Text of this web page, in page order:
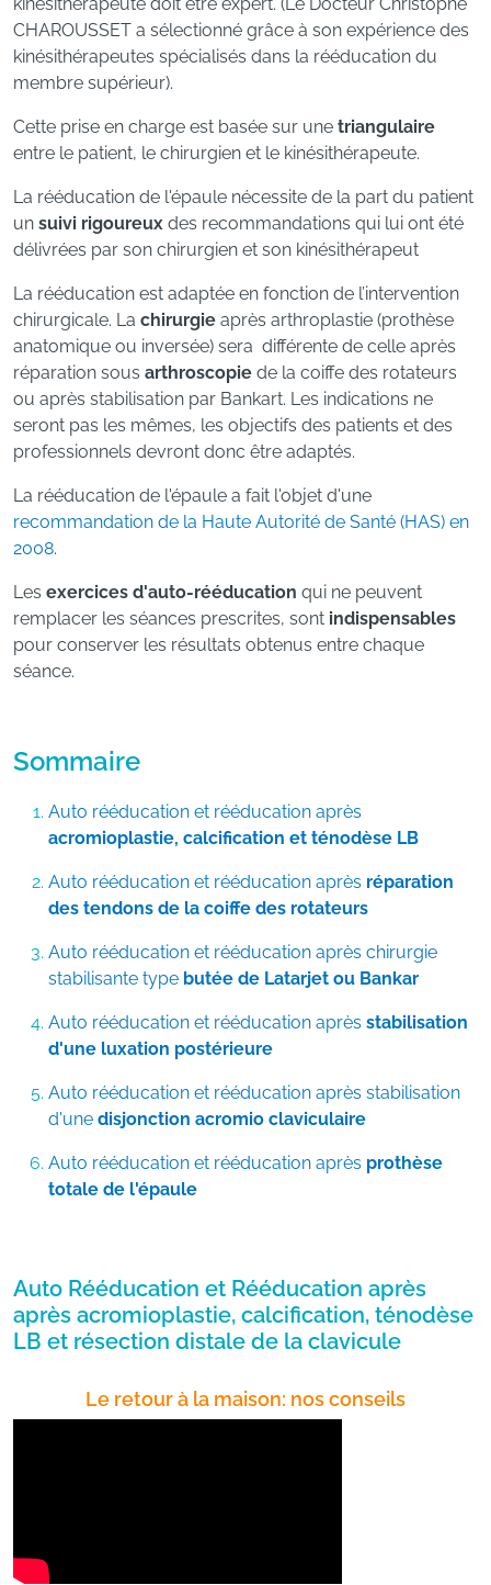
CHAROUSSET a sélectionné grâce à son expérience des
kinésithérapeutes spécialisés dans la rééducation du
membre supérieur).
Cette prise en charge est basée sur une triangulaire
entre le patient, le chirurgien et le kinésithérapeute.
La rééducation de l'épaule nécessite de la part du patient
un suivi rigoureux des recommandations qui lui ont été
délivrées par son chirurgien et son kinésithérapeut
La rééducation est adaptée en fonction de l’intervention
chirurgicale. La chirurgie après arthroplastie (prothèse
anatomique ou inversée) sera différente de celle après
réparation sous arthroscopie de la coiffe des rotateurs
ou après stabilisation par Bankart. Les indications ne
seront pas les mêmes, les objectifs des patients et des
professionnels devront donc être adaptés.
La rééducation de l'épaule a fait l'objet d'une
recommandation de la Haute Autorité de Santé (HAS) en
2008.
Les exercices d'auto-rééducation qui ne peuvent
remplacer les séances prescrites, sont indispensables
pour conserver les résultats obtenus entre chaque
séance.
Sommaire
Auto rééducation et rééducation après
acromioplastie, calcification et ténodèse LB
Auto rééducation et rééducation après réparation
des tendons de la coiffe des rotateurs
Auto rééducation et rééducation après chirurgie
stabilisante type butée de Latarjet ou Bankar
Auto rééducation et rééducation après stabilisation
d'une luxation postérieure
Auto rééducation et rééducation après stabilisation
d'une disjonction acromio claviculaire
Auto rééducation et rééducation après prothèse
totale de l'épaule
Auto Rééducation et Rééducation après
après acromioplastie, calcification, ténodèse
LB et résection distale de la clavicule
Le retour à la maison: nos conseils